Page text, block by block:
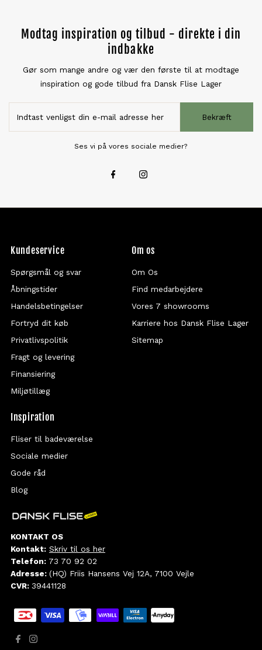
Modtag inspiration og tilbud - direkte i din
indbakke
Gør som mange andre og vær den første til at modtage
inspiration og gode tilbud fra Dansk Flise Lager
Bekræft
Ses vi på vores sociale medier?
Kundeservice
Spørgsmål og svar
Åbningstider
Handelsbetingelser
Fortryd dit køb
Privatlivspolitik
Fragt og levering
Finansiering
Miljøtillæg
Om os
Om Os
Find medarbejdere
Vores 7 showrooms
Karriere hos Dansk Flise Lager
Sitemap
Inspiration
Fliser til badeværelse
Sociale medier
Gode råd
Blog
KONTAKT OS
Kontakt: Skriv til os her
Telefon: 73 70 92 02
Adresse: (HQ) Friis Hansens Vej 12A, 7100 Vejle
CVR: 39441128